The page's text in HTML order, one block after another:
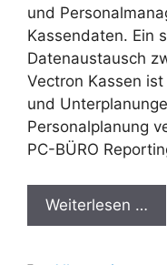
und
Kassendaten. Ein
Datenaustausch
Vectron Kassen
und
Personalplanung
PC-BÜRO
Weiterlesen …